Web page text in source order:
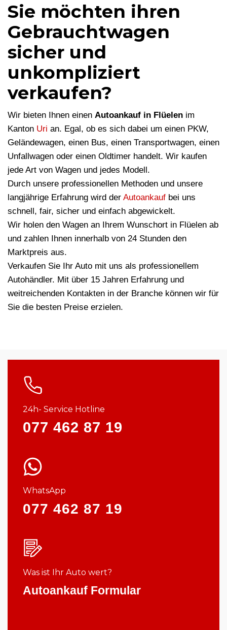
Sie möchten ihren
Gebrauchtwagen
sicher und
unkompliziert
verkaufen?
Wir bieten Ihnen einen Autoankauf in Flüelen im
Kanton Uri an. Egal, ob es sich dabei um einen PKW,
Geländewagen, einen Bus, einen Transportwagen, einen
Unfallwagen oder einen Oldtimer handelt. Wir kaufen
jede Art von Wagen und jedes Modell.
Durch unsere professionellen Methoden und unsere
langjährige Erfahrung wird der Autoankauf bei uns
schnell, fair, sicher und einfach abgewickelt.
Wir holen den Wagen an Ihrem Wunschort in Flüelen ab
und zahlen Ihnen innerhalb von 24 Stunden den
Marktpreis aus.
Verkaufen Sie Ihr Auto mit uns als professionellem
Autohändler. Mit über 15 Jahren Erfahrung und
weitreichenden Kontakten in der Branche können wir für
Sie die besten Preise erzielen.
24h- Service Hotline
077 462 87 19
WhatsApp
077 462 87 19
Was ist Ihr Auto wert?
Autoankauf Formular